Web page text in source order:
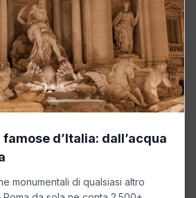
d’Italia: dall’acqua
monumentali di qualsiasi altro